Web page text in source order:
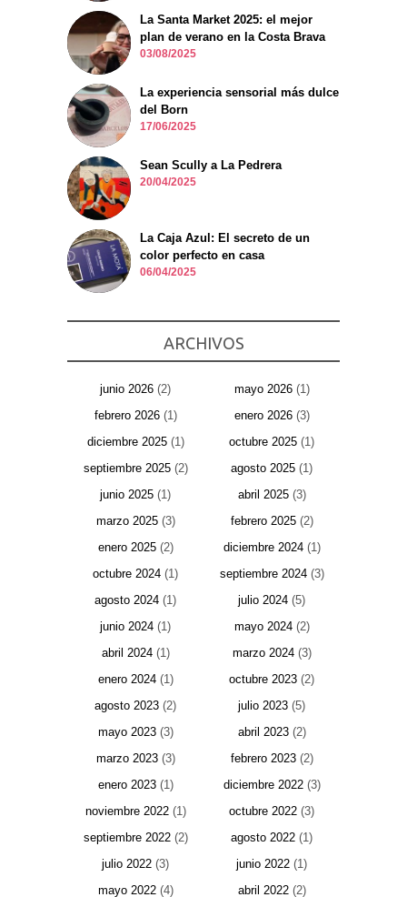
La Santa Market 2025: el mejor
plan de verano en la Costa Brava
03/08/2025
La experiencia sensorial más dulce
del Born
17/06/2025
Sean Scully a La Pedrera
20/04/2025
La Caja Azul: El secreto de un
color perfecto en casa
06/04/2025
ARCHIVOS
junio 2026 (2) mayo 2026(1)
febrero 2026(1) enero 2026(3)
diciembre 2025(1) octubre 2025 (1)
septiembre 2025(2) agosto 2025 (1)
junio 2025 (1) abril 2025(3)
marzo 2025(3) febrero 2025(2)
enero 2025(2) diciembre 2024(1)
octubre 2024 (1) septiembre 2024(3)
agosto 2024 (1) julio 2024 (5)
junio 2024 (1) mayo 2024(2)
abril 2024(1) marzo 2024(3)
enero 2024(1) octubre 2023 (2)
agosto 2023 (2) julio 2023 (5)
mayo 2023(3) abril 2023(2)
marzo 2023(3) febrero 2023(2)
enero 2023(1) diciembre 2022(3)
noviembre 2022(1) octubre 2022 (3)
septiembre 2022(2) agosto 2022 (1)
julio 2022 (3) junio 2022 (1)
mayo 2022(4) abril 2022(2)